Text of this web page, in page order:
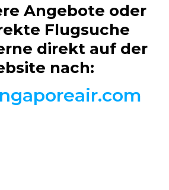
Angebote oder
Flugsuche
direkt auf der
nach: